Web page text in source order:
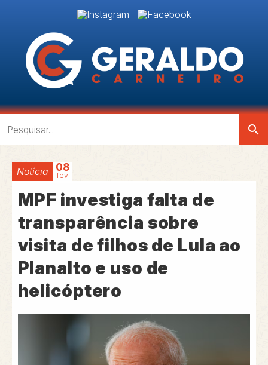
search
Notícia 08
fev
MPF investiga falta de
transparência sobre
visita de filhos de Lula ao
Planalto e uso de
helicóptero